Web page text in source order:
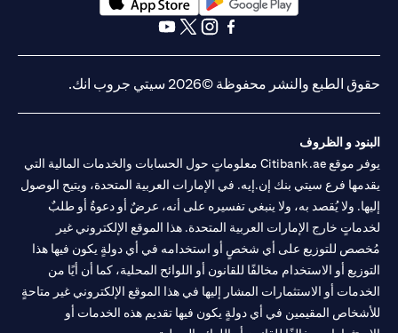
(opens in a new tab)
حقوق الطبع والنشر محفوظة ©2026 سيتي جروب انك.
البنود و الظروف
يوفر موقع Citibank.ae معلوماتٍ حول الحسابات والخدمات المالية التي
يقدمها فرع سيتي بنك إن.إيه. في الإمارات العربية المتحدة، ويتيح الوصول
إليها. ولا يُقصد به، ولا ينبغي تفسيره على أنه، عرضٌ أو دعوةٌ أو طلبٌ
لخدماتٍ خارج الإمارات العربية المتحدة. هذا الموقع الإلكتروني غير
مُخصص للتوزيع على أي شخصٍ أو استخدامه في أي دولةٍ يكون فيها هذا
التوزيع أو الاستخدام مخالفًا للقانون أو اللوائح المحلية، كما أن أيًا من
الخدمات أو الاستثمارات المشار إليها في هذا الموقع الإلكتروني غير متاحةٍ
للأشخاص المقيمين في أي دولةٍ يكون فيها تقديم هذه الخدمات أو